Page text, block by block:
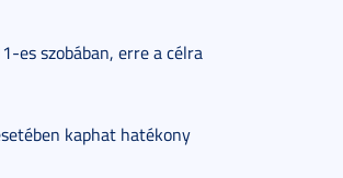
es szobában, erre a célra
kaphat hatékony